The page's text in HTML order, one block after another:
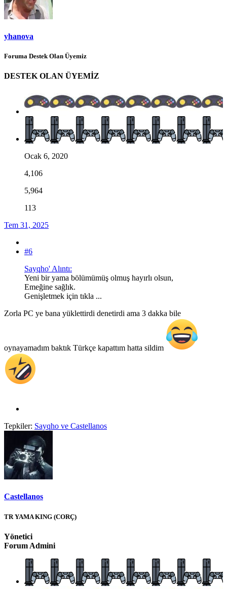
yhanova
Foruma Destek Olan Üyemiz
DESTEK OLAN ÜYEMİZ
Ocak 6, 2020
4,106
5,964
113
Tem 31, 2025
#6
Sayqho' Alıntı:
Yeni bir yama bölümümüş olmuş hayırlı olsun,
Emeğine sağlık.
Genişletmek için tıkla ...
Zorla PC ye bana yüklettirdi denetirdi ama 3 dakka bile
oynayamadım baktık Türkçe kapattım hatta sildim
Tepkiler: Sayqho ve Castellanos
Castellanos
TR YAMA KING (CORÇ)
Yönetici
Forum Admini